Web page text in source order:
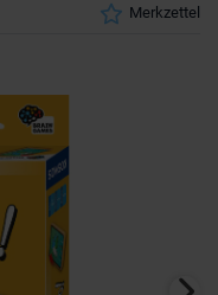
Merkzettel